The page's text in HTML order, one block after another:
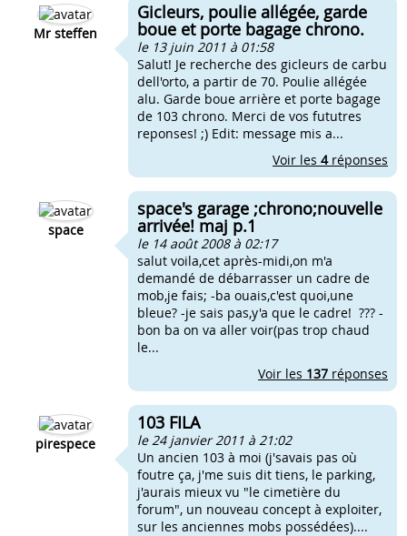
Mr steffen
Gicleurs, poulie allégée, garde
boue et porte bagage chrono.
le 13 juin 2011 à 01:58
Salut! Je recherche des gicleurs de carbu
dell'orto, a partir de 70. Poulie allégée
alu. Garde boue arrière et porte bagage
de 103 chrono. Merci de vos fututres
reponses! ;) Edit: message mis a...
Voir les 4réponses
space
space's garage ;chrono;nouvelle
arrivée! maj p.1
le 14 août 2008 à 02:17
salut voila,cet après-midi,on m'a
demandé de débarrasser un cadre de
mob,je fais; -ba ouais,c'est quoi,une
bleue? -je sais pas,y'a que le cadre! ??? -
bon ba on va aller voir(pas trop chaud
le...
Voir les 137 réponses
pirespece
103 FILA
le 24 janvier 2011 à 21:02
Un ancien 103 à moi (j'savais pas où
foutre ça, j'me suis dit tiens, le parking,
j'aurais mieux vu "le cimetière du
forum", un nouveau concept à exploiter,
sur les anciennes mobs possédées)....